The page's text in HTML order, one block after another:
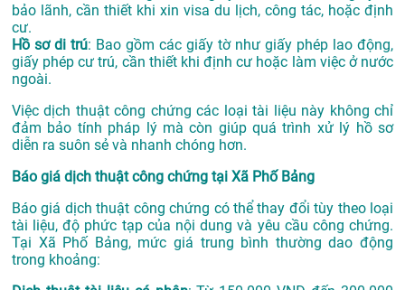
bảo lãnh, cần thiết khi xin visa du lịch, công tác, hoặc định
cư.
Hồ sơ di trú: Bao gồm các giấy tờ như giấy phép lao động,
giấy phép cư trú, cần thiết khi định cư hoặc làm việc ở nước
ngoài.
Việc dịch thuật công chứng các loại tài liệu này không chỉ
đảm bảo tính pháp lý mà còn giúp quá trình xử lý hồ sơ
diễn ra suôn sẻ và nhanh chóng hơn.
Báo giá dịch thuật công chứng tại Xã Phố Bảng
Báo giá dịch thuật công chứng có thể thay đổi tùy theo loại
tài liệu, độ phức tạp của nội dung và yêu cầu công chứng.
Tại Xã Phố Bảng, mức giá trung bình thường dao động
trong khoảng: